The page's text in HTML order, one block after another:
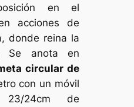
en el
acciones de
donde reina la
Se anota en
circular de
con un móvil
24cm de